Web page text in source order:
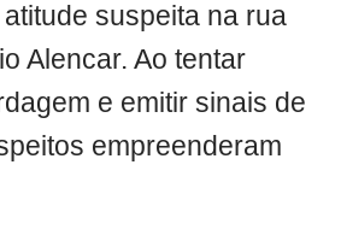
suspeita na rua
Alencar. Ao tentar
e emitir sinais de
empreenderam